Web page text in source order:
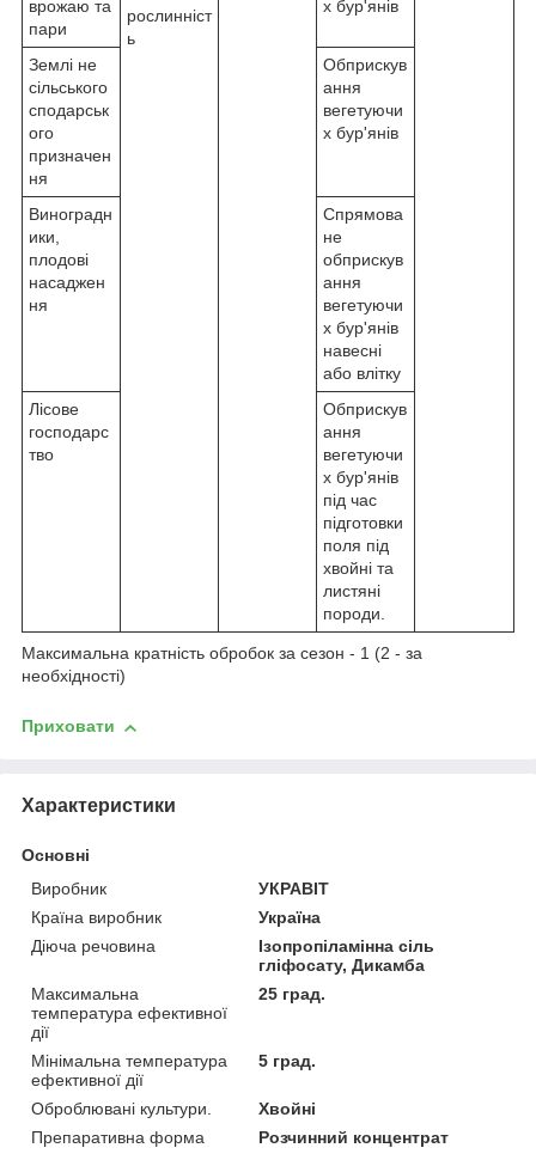
рослинніст
ь
врожаю та
пари
х бур'янів
Землі не
сільського
сподарськ
ого
призначен
ня
Обприскув
ання
вегетуючи
х бур'янів
Виноградн
ики,
плодові
насаджен
ня
Спрямова
не
обприскув
ання
вегетуючи
х бур'янів
навесні
або влітку
Лісове
господарс
тво
Обприскув
ання
вегетуючи
х бур'янів
під час
підготовки
поля під
хвойні та
листяні
породи.
Максимальна кратність обробок за сезон - 1 (2 - за
необхідності)
Приховати
Характеристики
Основні
Виробник
УКРАВІТ
Країна виробник
Україна
Діюча речовина
Ізопропіламінна сіль
гліфосату, Дикамба
Максимальна
температура ефективної
дії
25 град.
Мінімальна температура
ефективної дії
5 град.
Оброблювані культури.
Хвойні
Препаративна форма
Розчинний концентрат